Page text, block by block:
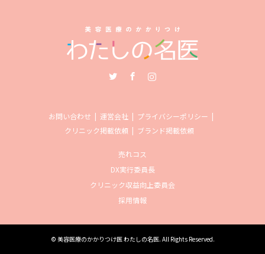
お問い合わせ 運営会社
プライバシーポリシー
クリニック掲載依頼
ブランド掲載依頼
売れコス
DX実行委員長
クリニック収益向上委員会
採用情報
© 美容医療のかかりつけ医 わたしの名医. All Rights Reserved.